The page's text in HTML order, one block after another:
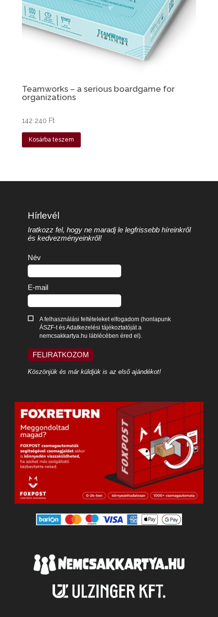
Teamworks – a serious boardgame for
organizations
142 240 Ft
Kosárba teszem
Hírlevél
Iratkozz fel, hogy ne maradj le legfrissebb híreinkről
és kedvezményeinkről!
Név
E-mail
A felhasználási feltételeket elfogadom (honlapunk
ÁSZF-t és Adatkezelési tájékoztatóját a
nemcsakkartya.hu láblécében éred el).
FELIRATKOZOM
Köszönjük és már küldjük is az első ajándékot!